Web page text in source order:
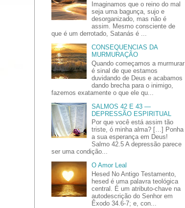
Imaginamos que o reino do mal
seja uma bagunça, sujo e
desorganizado, mas não é
assim. Mesmo consciente de
que é um derrotado, Satanás é ...
CONSEQUENCIAS DA
MURMURAÇÃO
Quando começamos a murmurar
é sinal de que estamos
duvidando de Deus e acabamos
dando brecha para o inimigo,
fazemos exatamente o que ele qu...
SALMOS 42 E 43 —
DEPRESSÃO ESPIRITUAL
Por que você está assim tão
triste, ó minha alma? […] Ponha
a sua esperança em Deus!
Salmo 42.5 A depressão parece
ser uma condição...
O Amor Leal
Hesed No Antigo Testamento,
hesed é uma palavra teológica
central. É um atributo-chave na
autodescrição do Senhor em
Êxodo 34.6-7; e, con...